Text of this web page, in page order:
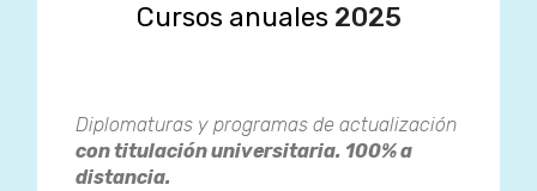
Cursos anuales 2025
Diplomaturas y programas de actualización
con titulación universitaria. 100% a
distancia.